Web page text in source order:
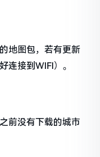
地图包，若有更新
连接到WIFI）。
前没有下载的城市